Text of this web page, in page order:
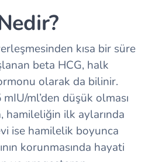
kısa bir süre
beta HCG, halk
olarak da bilinir.
ml’den düşük olması
hamileliğin ilk aylarında
ise hamilelik boyunca
korunmasında hayati